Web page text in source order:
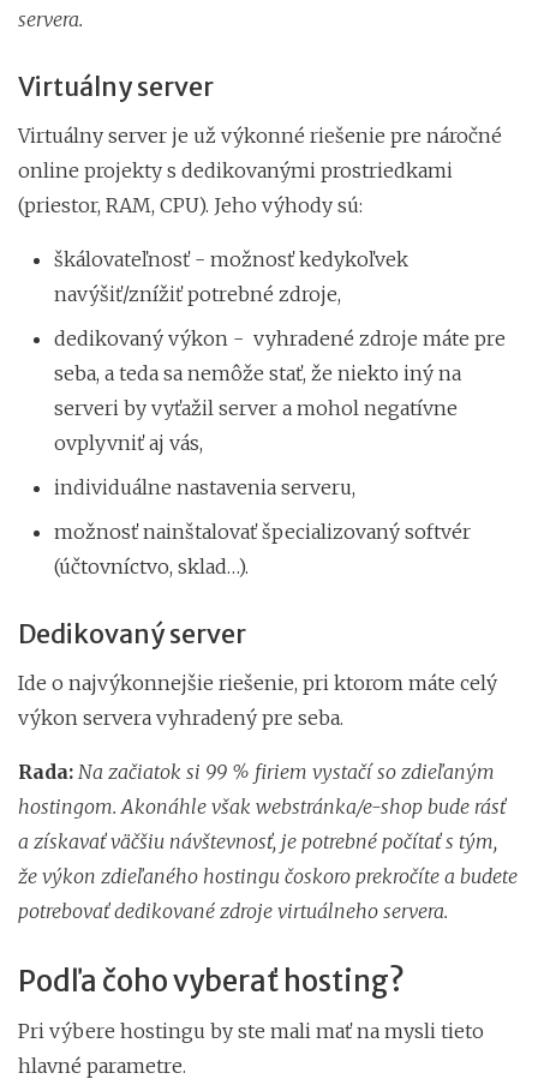
servera.
Virtuálny server
Virtuálny server je už výkonné riešenie pre náročné
online projekty s dedikovanými prostriedkami
(priestor, RAM, CPU). Jeho výhody sú:
škálovateľnosť - možnosť kedykoľvek
navýšiť/znížiť potrebné zdroje,
dedikovaný výkon - vyhradené zdroje máte pre
seba, a teda sa nemôže stať, že niekto iný na
serveri by vyťažil server a mohol negatívne
ovplyvniť aj vás,
individuálne nastavenia serveru,
možnosť nainštalovať špecializovaný softvér
(účtovníctvo, sklad…).
Dedikovaný server
Ide o najvýkonnejšie riešenie, pri ktorom máte celý
výkon servera vyhradený pre seba.
Rada: Na začiatok si 99 % firiem vystačí so zdieľaným
hostingom. Akonáhle však webstránka/e-shop bude rásť
a získavať väčšiu návštevnosť, je potrebné počítať s tým,
že výkon zdieľaného hostingu čoskoro prekročíte a budete
potrebovať dedikované zdroje virtuálneho servera.
Podľa čoho vyberať hosting?
Pri výbere hostingu by ste mali mať na mysli tieto
hlavné parametre.